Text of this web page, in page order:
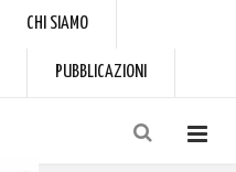
CHI SIAMO
PUBBLICAZIONI